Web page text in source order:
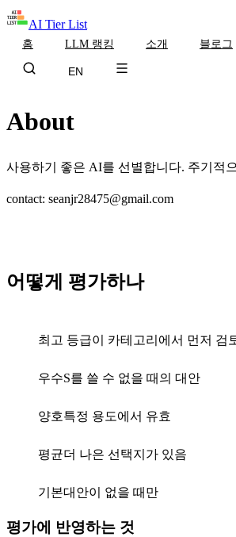
AI Tier List
홈 LLM 랭킹 소개 블로그
EN
About
사용하기 좋은 AI를 선별합니다. 주기적
contact: seanjr28475@gmail.com
어떻게 평가하나
최고 등급이 카테고리에서 먼저 검
우수S를 쓸 수 없을 때의 대안
양호특정 용도에서 유효
평균더 나은 선택지가 있음
기본대안이 없을 때만
평가에 반영하는 것